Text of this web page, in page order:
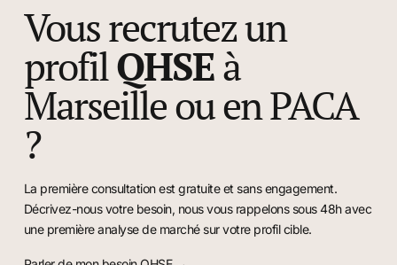
Vous recrutez un
profilQHSEà
Marseille ou en PACA
?
La première consultation est gratuite et sans engagement.
Décrivez-nous votre besoin, nous vous rappelons sous 48h avec
une première analyse de marché sur votre profil cible.